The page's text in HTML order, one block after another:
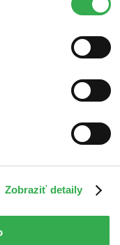
Zobraziť detaily